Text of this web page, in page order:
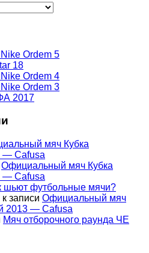
Ordem 5
18
Ordem 4
Ordem 3
2017
мяч Кубка
— Cafusa
Официальный мяч Кубка
— Cafusa
шьют футбольные мячи?
к записи Официальный мяч
2013 — Cafusa
Мяч отборочного раунда ЧЕ